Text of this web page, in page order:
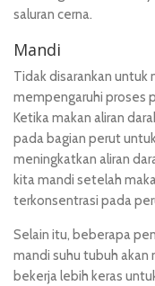
saluran cerna.
Mandi
Tidak disarankan untuk
mempengaruhi proses
Ketika makan aliran
pada bagian perut
meningkatkan aliran
kita mandi setelah
terkonsentrasi pada
Selain itu, beberapa
mandi suhu tubuh
bekerja lebih keras